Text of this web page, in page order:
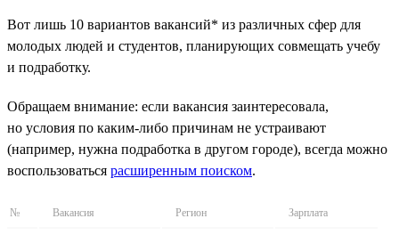
Вот лишь 10 вариантов вакансий* из различных сфер для
молодых людей и студентов, планирующих совмещать учебу
и подработку.
Обращаем внимание: если вакансия заинтересовала,
но условия по каким-либо причинам не устраивают
(например, нужна подработка в другом городе), всегда можно
воспользоваться расширенным поиском.
№ Вакансия Регион Зарплата